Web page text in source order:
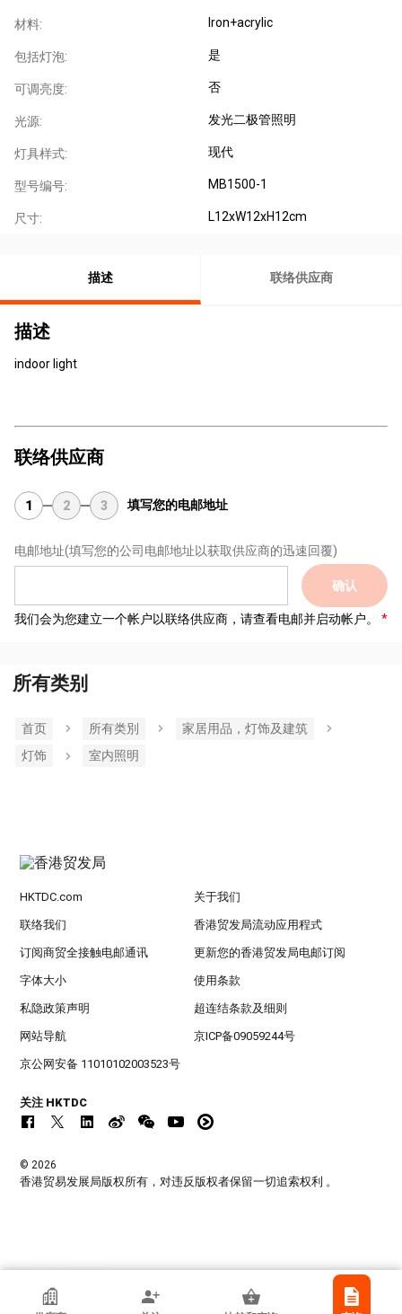
材料: Iron+acrylic
包括灯泡: 是
可调亮度: 否
光源: 发光二极管照明
灯具样式: 现代
型号编号: MB1500-1
尺寸: L12xW12xH12cm
描述 联络供应商
描述
indoor light
联络供应商
1 2 3 填写您的电邮地址
电邮地址(填写您的公司电邮地址以获取供应商的迅速回覆)
确认
我们会为您建立一个帐户以联络供应商，请查看电邮并启动帐户。
所有类别
首页 所有类別
家居用品，灯饰及建筑
灯饰
室内照明
香港贸发局参展商
HKTDC.com 关于我们
联络我们 香港贸发局流动应用程式
订阅商贸全接触电邮通讯 更新您的香港贸发局电邮订阅
字体大小 使用条款
私隐政策声明 超连结条款及细则
网站导航 京ICP备09059244号
京公网安备 11010102003523号
关注 HKTDC
© 2026
香港贸易发展局版权所有，对违反版权者保留一切追索权利 。